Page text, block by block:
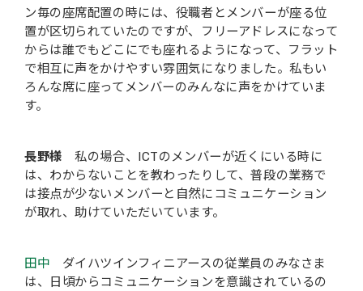
ン毎の座席配置の時には、役職者とメンバーが座る位
置が区切られていたのですが、フリーアドレスになって
からは誰でもどこにでも座れるようになって、フラット
で相互に声をかけやすい雰囲気になりました。私もい
ろんな席に座ってメンバーのみんなに声をかけていま
す。
長野様 私の場合、ICTのメンバーが近くにいる時に
は、わからないことを教わったりして、普段の業務で
は接点が少ないメンバーと自然にコミュニケーション
が取れ、助けていただいています。
田中 ダイハツインフィニアースの従業員のみなさま
は、日頃からコミュニケーションを意識されているの